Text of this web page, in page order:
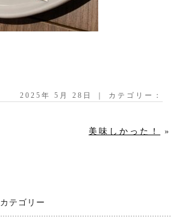
2025年 5月 28日 ｜ カテゴリー：
美味しかった！ »
カテゴリー